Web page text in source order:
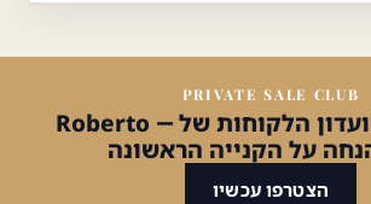
PRIVATE SALE CLUB
הצטרפו למועדון הלקוחות של Roberto —
הצטרפו עכשיו